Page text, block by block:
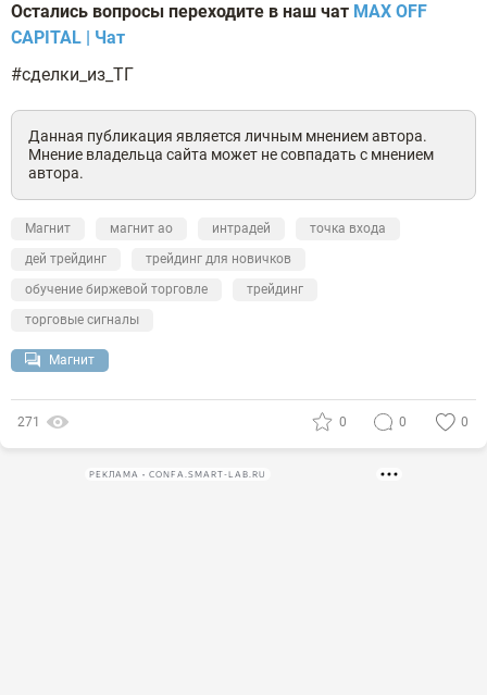
Остались вопросы переходите в наш чат MAX OFF
CAPITAL | Чат
#сделки_из_ТГ
Данная публикация является личным мнением автора.
Мнение владельца сайта может не совпадать с мнением
автора.
Магнит магнит ао интрадей
точка входа
дей трейдинг
трейдинг для новичков
обучение биржевой торговле
трейдинг
торговые сигналы
Магнит
271 0 0 0
РЕКЛАМА • CONFA.SMART-LAB.RU